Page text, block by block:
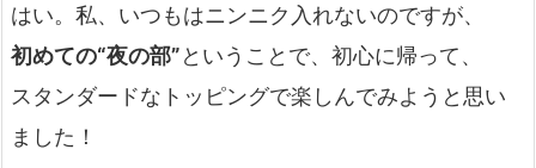
はい。私、いつもはニンニク入れないのですが、
初めての“夜の部”ということで、初心に帰って、
スタンダードなトッピングで楽しんでみようと思い
ました！